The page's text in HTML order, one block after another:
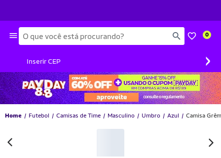
Busca 0
Inserir CEP ›
Home Futebol Camisas de Time Masculino Umbro Azul Camisa
-15% OFF